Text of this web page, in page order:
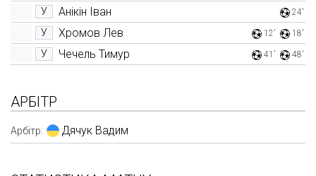
У Анікін Іван 24'
У Хромов Лев 12' 18'
У Чечель Тимур 41' 48'
АРБІТР
Арбітр: Дячук Вадим